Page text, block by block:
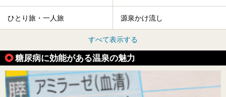
ひとり旅・一人旅 源泉かけ流し
すべて表示する
糖尿病に効能がある温泉の魅力